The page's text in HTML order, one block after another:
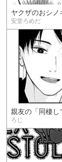
ヤクザのおシノ
安堂ろめだ
親友の「同棲し
ろじ